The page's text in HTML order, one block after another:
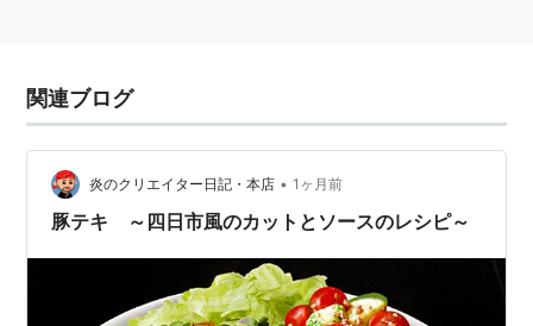
関連ブログ
炎のクリエイター日記・本店 • 1ヶ月前
豚テキ ～四日市風のカットとソースのレシピ～